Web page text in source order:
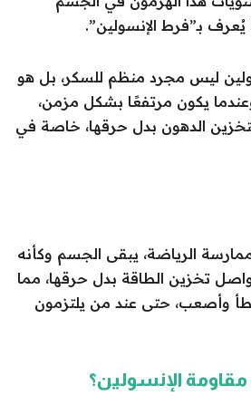
بـ”فرط الإنسولين”.
ليس مجرد منظم للسكر، بل هو
يكون مرتفعًا بشكل مزمن،
الدهون بدل حرقها، خاصة في
الرياضة، يبقى الجسم وكأنه
تخزين الطاقة بدل حرقها، مما
وأصعب، حتى عند من يلتزمون
الإنسولين؟